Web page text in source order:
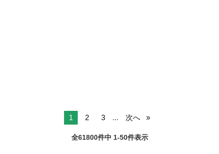
1 2 3 ... 次へ
全61800件中 1-50件表示